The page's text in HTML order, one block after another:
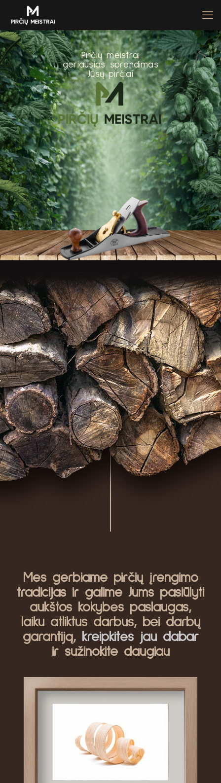
Pirčių meistrai
geriausias sprendimas
Jūsų pirčiai
Mes gerbiame pirčių įrengimo
tradicijas ir galime Jums pasiūlyti
aukštos kokybės paslaugas,
laiku atliktus darbus, bei darbų
garantiją, kreipkitės jau dabar
ir sužinokite daugiau